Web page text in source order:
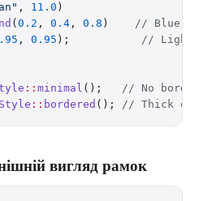
, 11.0 )
( 0.2 , 0.4 , 0.8 ) // Blue
, 0.95 ); // Light
:: minimal (); // No
:: bordered (); // Thick
вигляд рамок